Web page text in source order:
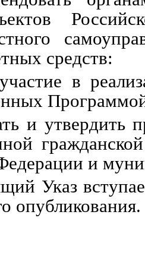
средств:
в
и утвердить
и
Указ
опубликования.